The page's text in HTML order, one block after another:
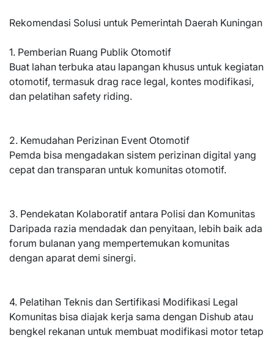
Rekomendasi Solusi untuk Pemerintah Daerah Kuningan
1. Pemberian Ruang Publik Otomotif
Buat lahan terbuka atau lapangan khusus untuk kegiatan
otomotif, termasuk drag race legal, kontes modifikasi,
dan pelatihan safety riding.
2. Kemudahan Perizinan Event Otomotif
Pemda bisa mengadakan sistem perizinan digital yang
cepat dan transparan untuk komunitas otomotif.
3. Pendekatan Kolaboratif antara Polisi dan Komunitas
Daripada razia mendadak dan penyitaan, lebih baik ada
forum bulanan yang mempertemukan komunitas
dengan aparat demi sinergi.
4. Pelatihan Teknis dan Sertifikasi Modifikasi Legal
Komunitas bisa diajak kerja sama dengan Dishub atau
bengkel rekanan untuk membuat modifikasi motor tetap